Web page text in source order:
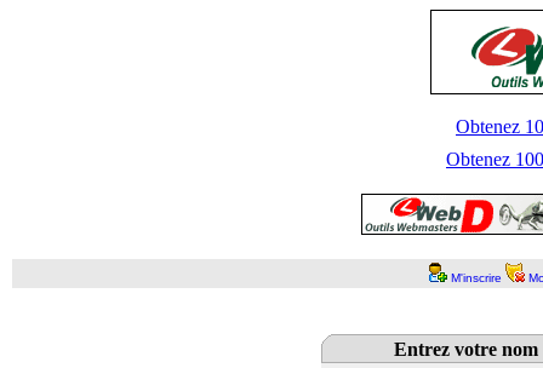
Obtenez
Obtenez
M'inscrire
Entrez votre nom